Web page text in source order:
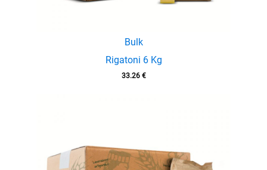
Bulk
Rigatoni 6 Kg
33.26 €